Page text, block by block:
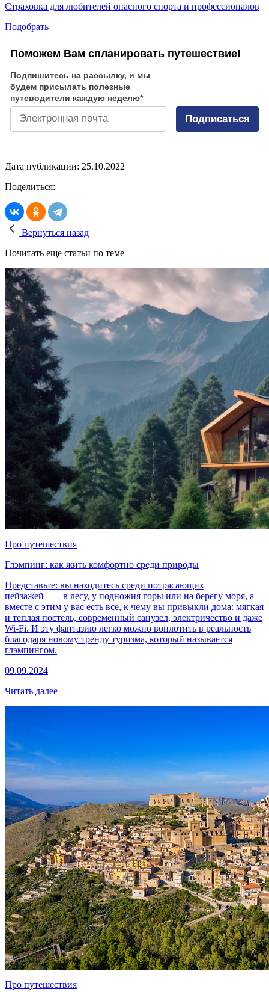
Страховка для любителей опасного спорта и профессионалов
Подобрать
Поможем Вам спланировать путешествие!
Подпишитесь на рассылку, и мы
будем присылать полезные
путеводители каждую неделю*
Подписаться
Дата публикации: 25.10.2022
Поделиться:
Вернуться назад
Почитать еще статьи по теме
Про путешествия
Глэмпинг: как жить комфортно среди природы
Представьте: вы находитесь среди потрясающих
пейзажей — в лесу, у подножия горы или на берегу моря, а
вместе с этим у вас есть все, к чему вы привыкли дома: мягкая
и теплая постель, современный санузел, электричество и даже
Wi-Fi. И эту фантазию легко можно воплотить в реальность
благодаря новому тренду туризма, который называется
глэмпингом.
09.09.2024
Читать далее
Про путешествия